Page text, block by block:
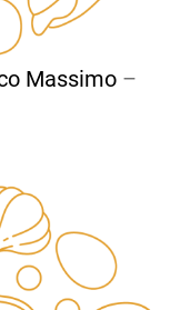
Massimo–